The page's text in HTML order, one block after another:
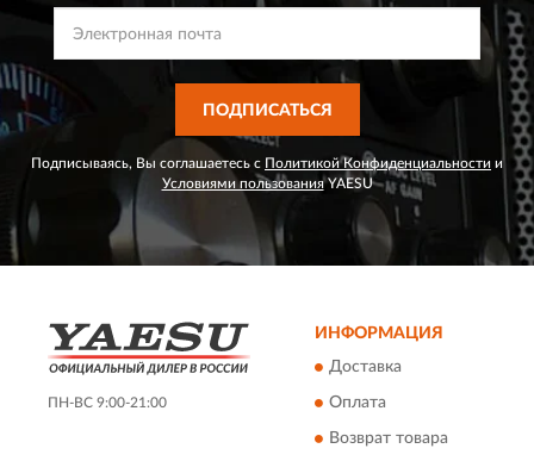
ПОДПИСАТЬСЯ
Подписываясь, Вы соглашаетесь с Политикой Конфиденциальности и
Условиями пользованияYAESU
ПН-ВС 9:00-21:00
ИНФОРМАЦИЯ
Доставка
Оплата
Возврат товара